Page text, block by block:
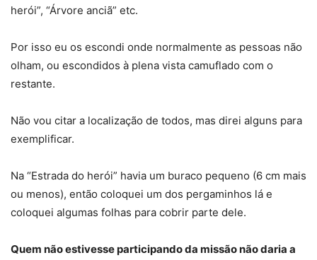
herói”, “Árvore anciã” etc.
Por isso eu os escondi onde normalmente as pessoas não
olham, ou escondidos à plena vista camuflado com o
restante.
Não vou citar a localização de todos, mas direi alguns para
exemplificar.
Na “Estrada do herói” havia um buraco pequeno (6 cm mais
ou menos), então coloquei um dos pergaminhos lá e
coloquei algumas folhas para cobrir parte dele.
Quem não estivesse participando da missão não daria a